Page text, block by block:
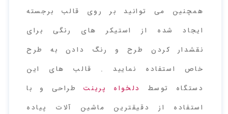
همچنین می توانید بر روی قالب برجسته
ایجاد شده از استیکر های رنگی برای
نقشدار کردن طرح و رنگ دادن به طرح
خاص استفاده نمایید . قالب های این
دستگاه توسط
دلخواه پرینتطراحی و با
استفاده از دقیقترین ماشین آلات پیاده